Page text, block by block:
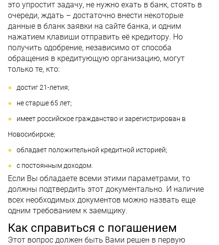
это упростит задачу, не нужно ехать в банк, стоять в
очереди, ждать – достаточно внести некоторые
данные в бланк заявки на сайте банка, и одним
нажатием клавиши отправить её кредитору. Но
получить одобрение, независимо от способа
обращения в кредитующую организацию, могут
только те, кто:
достиг 21-летия;
не старше 65 лет;
имеет российское гражданство и зарегистрирован в
Новосибирске;
обладает положительной кредитной историей;
с постоянным доходом.
Если Вы обладаете всеми этими параметрами, то
должны подтвердить этот документально. И наличие
всех необходимых документов можно назвать еще
одним требованием к заемщику.
Как справиться с погашением
Этот вопрос должен быть Вами решен в первую